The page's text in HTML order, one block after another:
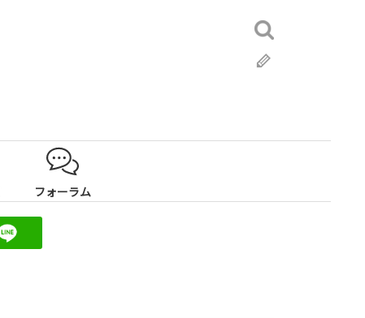
検
索:
フォーラム